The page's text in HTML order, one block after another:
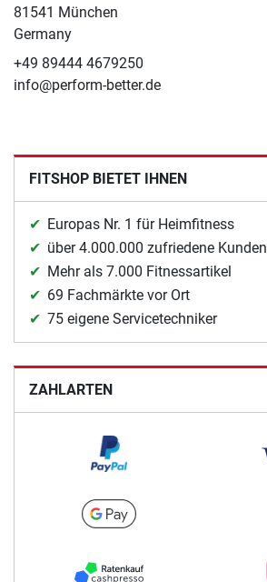
81541 München
Germany
+49 89444 4679250
info@perform-better.de
FITSHOP BIETET IHNEN
Europas Nr. 1 für Heimfitness
über 4.000.000 zufriedene Kunden
Mehr als 7.000 Fitnessartikel
69 Fachmärkte vor Ort
75 eigene Servicetechniker
ZAHLARTEN